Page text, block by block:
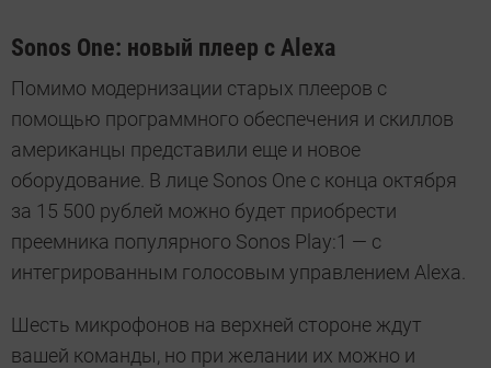
Sonos One: новый плеер с Alexa
Помимо модернизации старых плееров с
помощью программного обеспечения и скиллов
американцы представили еще и новое
оборудование. В лице Sonos One с конца октября
за 15 500 рублей можно будет приобрести
преемника популярного Sonos Play:1 — с
интегрированным голосовым управлением Alexa.
Шесть микрофонов на верхней стороне ждут
вашей команды, но при желании их можно и